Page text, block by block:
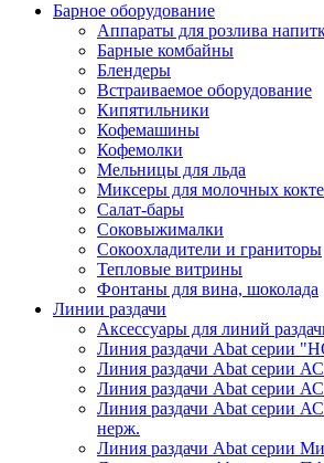
Барное оборудование
Аппараты для розлива
Барные комбайны
Блендеры
Встраиваемое оборудование
Кипятильники
Кофемашины
Кофемолки
Мельницы для льда
Миксеры для молочных
Салат-бары
Соковыжималки
Сокоохладители и граниторы
Тепловые витрины
Фонтаны для вина, шоколада
Линии раздачи
Аксессуары для линий
Линия раздачи Abat серии
Линия раздачи Abat серии
Линия раздачи Abat серии
Линия раздачи Abat серии
нерж.
Линия раздачи Abat серии